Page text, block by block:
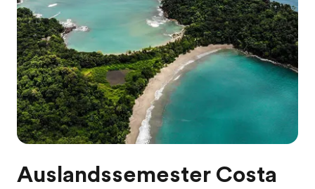
Über uns
Wer wir sind
Karriere
Teil des Teams werden
Auslandssemester Costa